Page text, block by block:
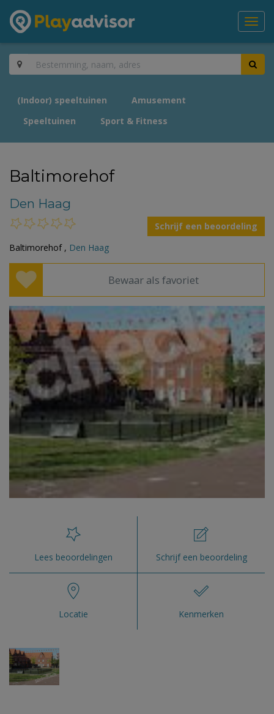
(Indoor) speeltuinen
Amusement
Speeltuinen
Sport & Fitness
Baltimorehof
Den Haag
Schrijf een beoordeling
Baltimorehof , Den Haag
Bewaar als favoriet
Lees beoordelingen Schrijf een beoordeling
Locatie Kenmerken